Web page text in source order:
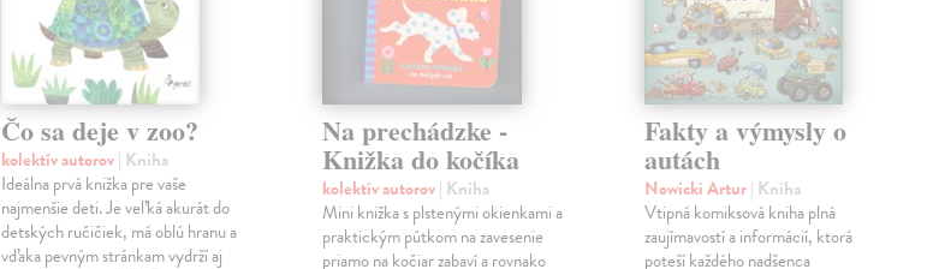
Čo sa deje v zoo?
kolektív autorov| Kniha
Ideálna prvá knižka pre vaše
najmenšie deti. Je veľká akurát do
detských ručičiek, má oblú hranu a
vďaka pevným stránkam vydrží aj
Na prechádzke -
Knižka do kočíka
kolektív autorov| Kniha
Mini knižka s plstenými okienkami a
praktickým pútkom na zavesenie
priamo na kočiar zabaví a rovnako
Fakty a výmysly o
autách
Nowicki Artur| Kniha
Vtipná komiksová kniha plná
zaujímavostí a informácií, ktorá
poteší každého nadšenca